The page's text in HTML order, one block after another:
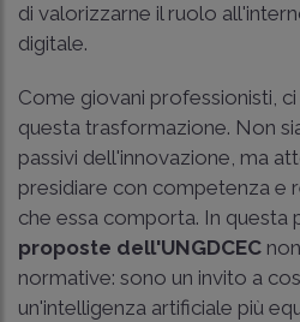
di valorizzarne il ruolo
digitale.
Come giovani professionisti,
questa trasformazione. Non
passivi dell'innovazione, ma
presidiare con competenza e
che essa comporta. In questa
proposte dell'UNGDCEC
normative: sono un invito a
un'intelligenza artificiale più